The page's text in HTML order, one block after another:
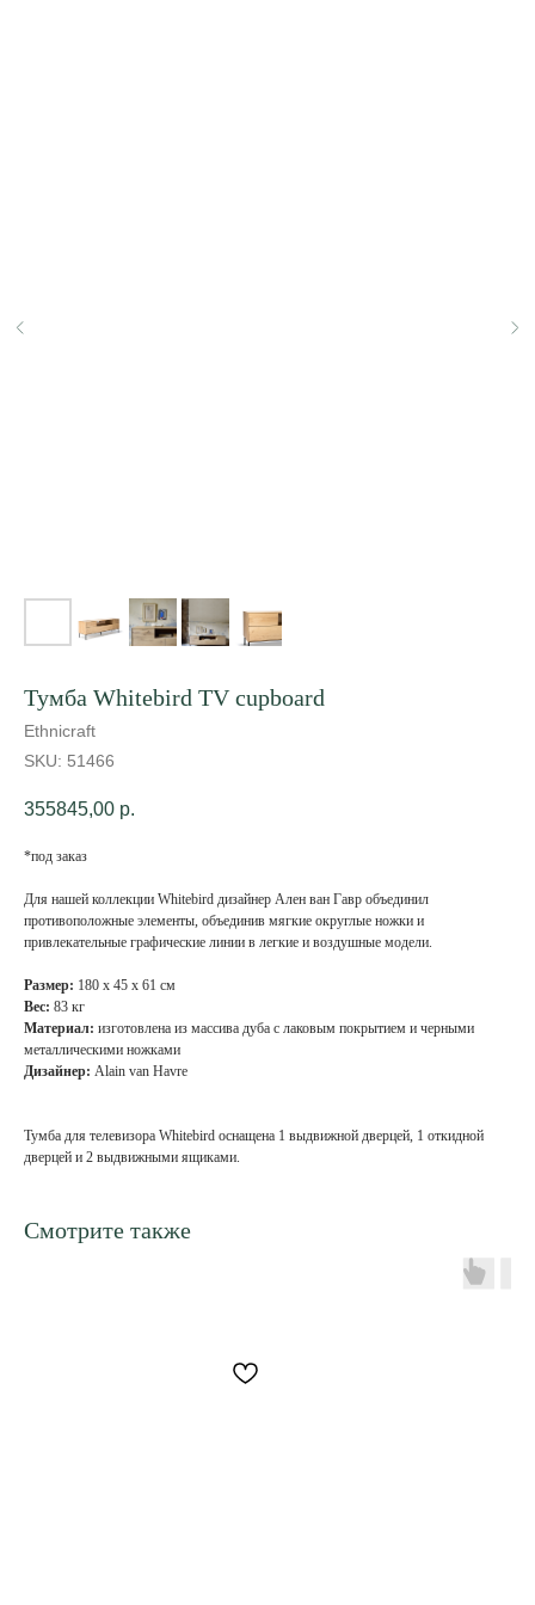
Тумба Whitebird TV cupboard
Ethnicraft
SKU: 51466
355845,00 р.
*под заказ
Для нашей коллекции Whitebird дизайнер Ален ван Гавр объединил
противоположные элементы, объединив мягкие округлые ножки и
привлекательные графические линии в легкие и воздушные модели.
Размер: 180 х 45 х 61 см
Вес: 83 кг
Материал: изготовлена из массива дуба с лаковым покрытием и черными
металлическими ножками
Дизайнер: Alain van Havre
Тумба для телевизора Whitebird оснащена 1 выдвижной дверцей, 1 откидной
дверцей и 2 выдвижными ящиками.
Смотрите также